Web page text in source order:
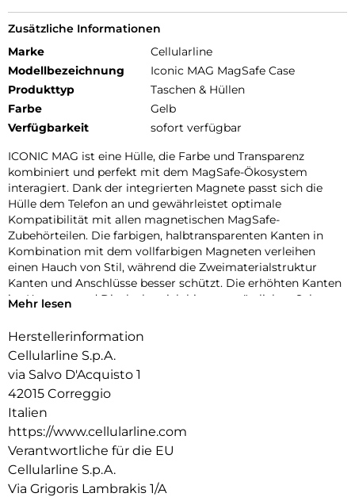
Zusätzliche Informationen
Marke
Cellularline
Modellbezeichnung
Iconic MAG MagSafe Case
Produkttyp
Taschen & Hüllen
Farbe
Gelb
Verfügbarkeit
sofort verfügbar
ICONIC MAG ist eine Hülle, die Farbe und Transparenz
kombiniert und perfekt mit dem MagSafe-Ökosystem
interagiert. Dank der integrierten Magnete passt sich die
Hülle dem Telefon an und gewährleistet optimale
Kompatibilität mit allen magnetischen MagSafe-
Zubehörteilen. Die farbigen, halbtransparenten Kanten in
Kombination mit dem vollfarbigen Magneten verleihen
einen Hauch von Stil, während die Zweimaterialstruktur
Kanten und Anschlüsse besser schützt. Die erhöhten Kanten
im Kamera- und Displaybereich bieten zusätzlichen Schutz
geschützt und immer einsatzbereit mit dem MagSafe-
Mehr lesen
Herstellerinformation
Cellularline S.p.A.
via Salvo D'Acquisto 1
42015 Correggio
Italien
https://www.cellularline.com
Verantwortliche für die EU
Cellularline S.p.A.
Via Grigoris Lambrakis 1/A